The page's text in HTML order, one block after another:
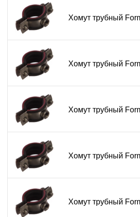
монтажных работ.
Часто задаваемые
Для каких типов труб
Для стальных, медных,
Как подобрать размер
Можно ли использовать
Да, хомут может крепиться
Подходит ли хомут для
Инструкция для монтажа и
Очистите поверхность трубы
Установите хомут на
При фланцевом креплении:
При креплении на шпильку:
Для демонтажа ослабьте
Хомут трубный
Хомут трубный
Хомут трубный
Хомут трубный
Хомут трубный